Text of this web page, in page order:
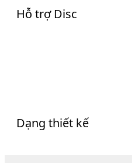
Hỗ trợ Disc
Dạng thiết kế